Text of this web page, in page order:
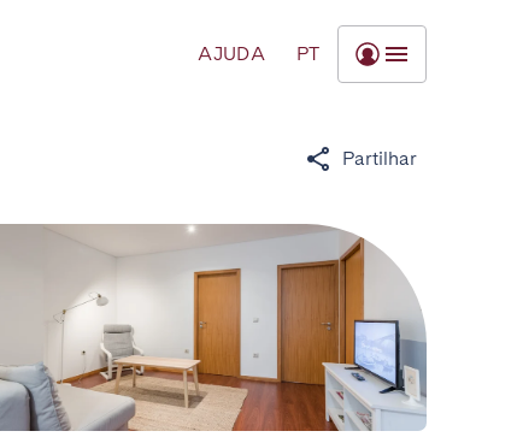
AJUDA PT
Partilhar